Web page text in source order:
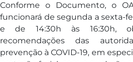
Conforme o Documento, o
funcionará de segunda a sexta-
e de 14:30h às 16:30h,
recomendações das
prevenção à COVID-19, em